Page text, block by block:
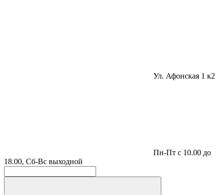
Ул. Афонская 1 к2
Пн-Пт с 10.00 до
18.00, Сб-Вс выходной